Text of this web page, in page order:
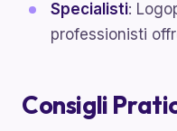
Specialisti:
professionisti
Consigli